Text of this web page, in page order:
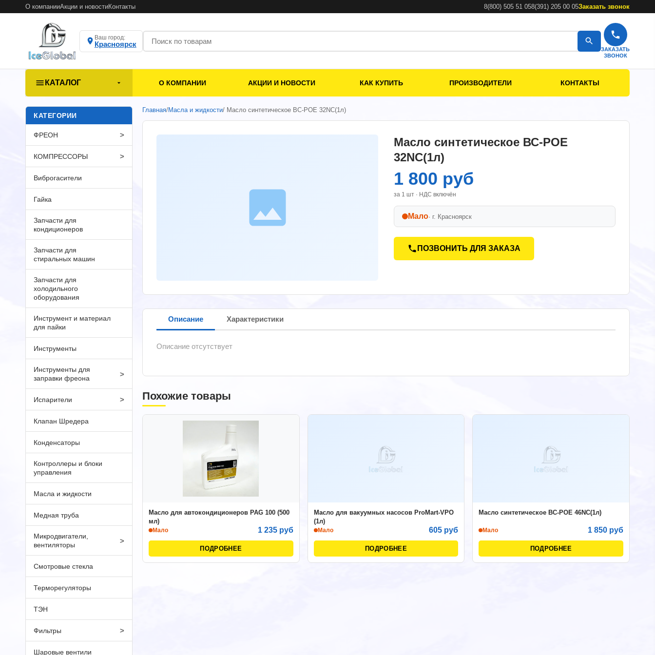
О компанииАкции и новостиКонтакты 8(800) 505 51 058(391) 205 00 05Заказать звонок
Ваш город:
Красноярск
ЗАКАЗАТЬ
ЗВОНОК
КАТАЛОГ О КОМПАНИИ АКЦИИ И НОВОСТИ КАК КУПИТЬ ПРОИЗВОДИТЕЛИ КОНТАКТЫ
КАТЕГОРИИ
ФРЕОН >
КОМПРЕССОРЫ >
Виброгасители
Гайка
Запчасти для
кондиционеров
Запчасти для
стиральных машин
Запчасти для
холодильного
оборудования
Инструмент и материал
для пайки
Инструменты
Инструменты для
заправки фреона
>
Испарители >
Клапан Шредера
Конденсаторы
Контроллеры и блоки
управления
Масла и жидкости
Медная труба
Микродвигатели,
вентиляторы
>
Смотровые стекла
Терморегуляторы
ТЭН
Фильтры >
Шаровые вентили
Главная/Масла и жидкости/ Масло синтетическое ВС-РОЕ 32NC(1л)
Масло синтетическое ВС-РОЕ
32NC(1л)
1 800 руб
за 1 шт · НДС включён
Мало· г. Красноярск
ПОЗВОНИТЬ ДЛЯ ЗАКАЗА
Описание Характеристики
Описание отсутствует
Похожие товары
Масло для автокондиционеров PAG 100 (500
мл)
Мало 1 235 руб
ПОДРОБНЕЕ
Масло для вакуумных насосов ProMart-VPO
(1л)
Мало 605 руб
ПОДРОБНЕЕ
Масло синтетическое ВС-РОЕ 46NC(1л)
Мало 1 850 руб
ПОДРОБНЕЕ